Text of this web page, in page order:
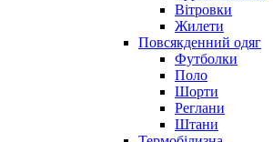
Вітровки
Жилети
Повсякденний одяг
Футболки
Поло
Шорти
Реглани
Штани